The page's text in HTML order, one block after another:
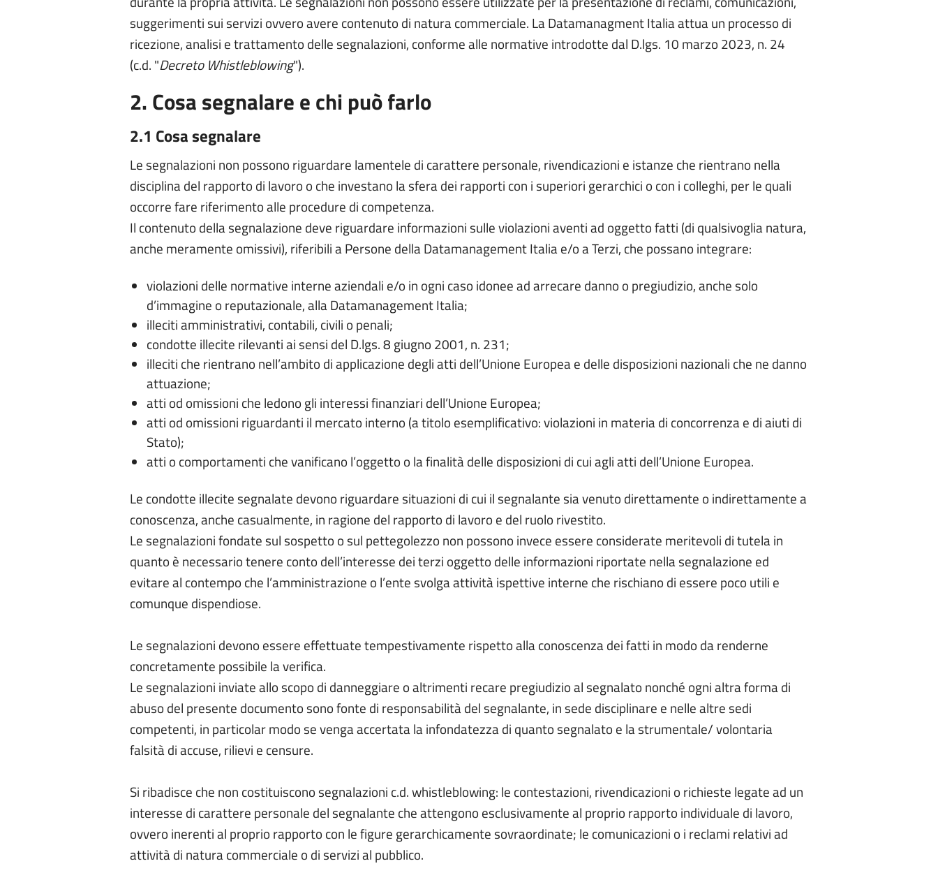
suggerimenti sui servizi ovvero avere contenuto di natura commerciale. La Datamanagment Italia attua un processo di
ricezione, analisi e trattamento delle segnalazioni, conforme alle normative introdotte dal D.lgs. 10 marzo 2023, n. 24
(c.d. "Decreto Whistleblowing").
2. Cosa segnalare e chi può farlo
2.1 Cosa segnalare
Le segnalazioni non possono riguardare lamentele di carattere personale, rivendicazioni e istanze che rientrano nella
disciplina del rapporto di lavoro o che investano la sfera dei rapporti con i superiori gerarchici o con i colleghi, per le quali
occorre fare riferimento alle procedure di competenza.
Il contenuto della segnalazione deve riguardare informazioni sulle violazioni aventi ad oggetto fatti (di qualsivoglia natura,
anche meramente omissivi), riferibili a Persone della Datamanagement Italia e/o a Terzi, che possano integrare:
violazioni delle normative interne aziendali e/o in ogni caso idonee ad arrecare danno o pregiudizio, anche solo
d’immagine o reputazionale, alla Datamanagement Italia;
illeciti amministrativi, contabili, civili o penali;
condotte illecite rilevanti ai sensi del D.lgs. 8 giugno 2001, n. 231;
illeciti che rientrano nell’ambito di applicazione degli atti dell’Unione Europea e delle disposizioni nazionali che ne danno
attuazione;
atti od omissioni che ledono gli interessi finanziari dell’Unione Europea;
atti od omissioni riguardanti il mercato interno (a titolo esemplificativo: violazioni in materia di concorrenza e di aiuti di
Stato);
atti o comportamenti che vanificano l’oggetto o la finalità delle disposizioni di cui agli atti dell’Unione Europea.
Le condotte illecite segnalate devono riguardare situazioni di cui il segnalante sia venuto direttamente o indirettamente a
conoscenza, anche casualmente, in ragione del rapporto di lavoro e del ruolo rivestito.
Le segnalazioni fondate sul sospetto o sul pettegolezzo non possono invece essere considerate meritevoli di tutela in
quanto è necessario tenere conto dell’interesse dei terzi oggetto delle informazioni riportate nella segnalazione ed
evitare al contempo che l’amministrazione o l’ente svolga attività ispettive interne che rischiano di essere poco utili e
comunque dispendiose.
Le segnalazioni devono essere effettuate tempestivamente rispetto alla conoscenza dei fatti in modo da renderne
concretamente possibile la verifica.
Le segnalazioni inviate allo scopo di danneggiare o altrimenti recare pregiudizio al segnalato nonché ogni altra forma di
abuso del presente documento sono fonte di responsabilità del segnalante, in sede disciplinare e nelle altre sedi
competenti, in particolar modo se venga accertata la infondatezza di quanto segnalato e la strumentale/ volontaria
falsità di accuse, rilievi e censure.
Si ribadisce che non costituiscono segnalazioni c.d. whistleblowing: le contestazioni, rivendicazioni o richieste legate ad un
interesse di carattere personale del segnalante che attengono esclusivamente al proprio rapporto individuale di lavoro,
ovvero inerenti al proprio rapporto con le figure gerarchicamente sovraordinate; le comunicazioni o i reclami relativi ad
attività di natura commerciale o di servizi al pubblico.